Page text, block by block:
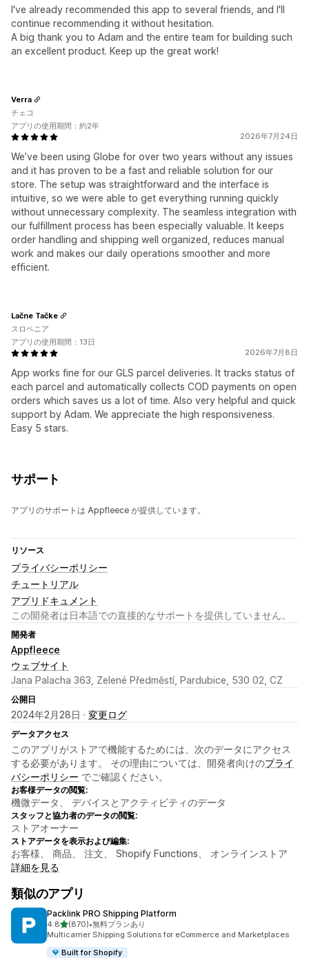
I've already recommended this app to several friends, and I'll
continue recommending it without hesitation.
A big thank you to Adam and the entire team for building such
an excellent product. Keep up the great work!
2026年7月24日
We’ve been using Globe for over two years without any issues
and it has proven to be a fast and reliable solution for our
store. The setup was straightforward and the interface is
intuitive, so we were able to get everything running quickly
without unnecessary complexity. The seamless integration with
our fulfillment process has been especially valuable. It keeps
order handling and shipping well organized, reduces manual
work and makes our daily operations smoother and more
efficient.
Verra
チェコ
アプリの使用期間：約2年
2026年7月8日
App works fine for our GLS parcel deliveries. It tracks status of
each parcel and automatically collects COD payments on open
orders which saves us a lot of time. Also very helpful and quick
support by Adam. We appreciate the high responsiveness.
Easy 5 stars.
Lačne Tačke
スロベニア
アプリの使用期間：13日
サポート
アプリのサポートは Appfleece が提供しています。
リソース
プライバシーポリシー
チュートリアル
アプリドキュメント
この開発者は日本語での直接的なサポートを提供していません。
開発者
Appfleece
ウェブサイト
Jana Palacha 363, Zelené Předměstí, Pardubice, 530 02, CZ
公開日
2024年2月28日 · 変更ログ
データアクセス
このアプリがストアで機能するためには、次のデータにアクセス
する必要があります。 その理由については、開発者向けのプライ
バシーポリシー でご確認ください。
お客様データの閲覧:
機微データ、 デバイスとアクティビティのデータ
スタッフと協力者のデータの閲覧:
ストアオーナー
ストアデータを表示および編集:
お客様、 商品、 注文、 Shopify Functions、 オンラインストア
詳細を見る
類似のアプリ
Packlink PRO Shipping Platform
4.85つ星中
(870)
合計レビュー数：870件
•無料プランあり
Multicarrier Shipping Solutions for eCommerce and Marketplaces
Built for Shopify